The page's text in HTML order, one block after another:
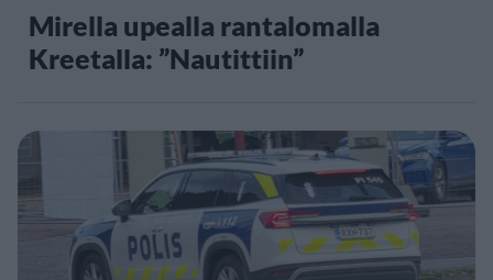
Mirella upealla rantalomalla
Kreetalla: ”Nautittiin”